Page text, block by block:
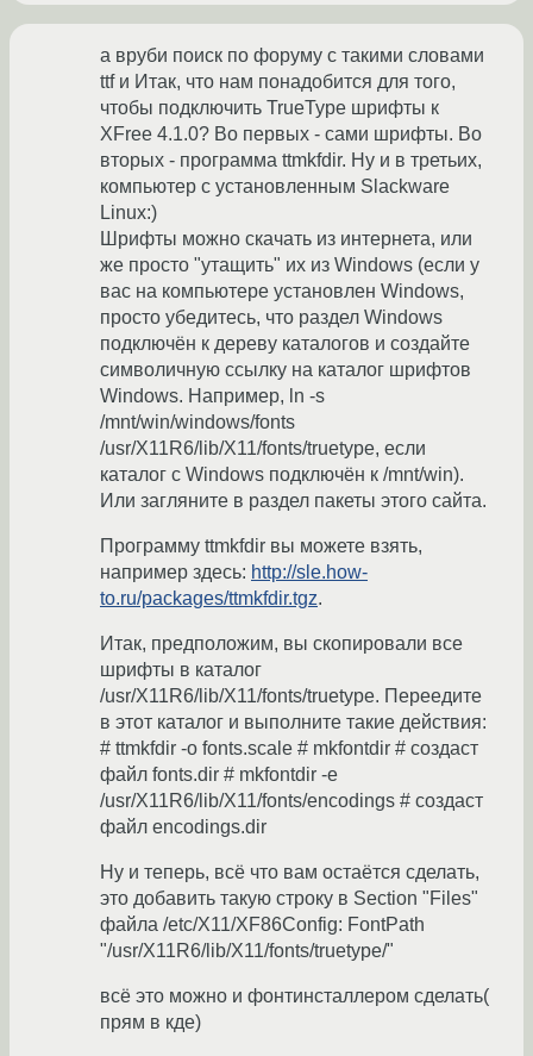
а вруби поиск по форуму с такими словами
ttf и Итак, что нам понадобится для того,
чтобы подключить TrueType шрифты к
XFree 4.1.0? Во первых - сами шрифты. Во
вторых - программа ttmkfdir. Ну и в третьих,
компьютер с установленным Slackware
Linux:)
Шрифты можно скачать из интернета, или
же просто "утащить" их из Windows (если у
вас на компьютере установлен Windows,
просто убедитесь, что раздел Windows
подключён к дереву каталогов и создайте
символичную ссылку на каталог шрифтов
Windows. Например, ln -s
/mnt/win/windows/fonts
/usr/X11R6/lib/X11/fonts/truetype, если
каталог с Windows подключён к /mnt/win).
Или загляните в раздел пакеты этого сайта.
Программу ttmkfdir вы можете взять,
например здесь: http://sle.how-
to.ru/packages/ttmkfdir.tgz.
Итак, предположим, вы скопировали все
шрифты в каталог
/usr/X11R6/lib/X11/fonts/truetype. Переедите
в этот каталог и выполните такие действия:
# ttmkfdir -o fonts.scale # mkfontdir # создаст
файл fonts.dir # mkfontdir -e
/usr/X11R6/lib/X11/fonts/encodings # создаст
файл encodings.dir
Ну и теперь, всё что вам остаётся сделать,
это добавить такую строку в Section "Files"
файла /etc/X11/XF86Config: FontPath
"/usr/X11R6/lib/X11/fonts/truetype/"
всё это можно и фонтинсталлером сделать(
прям в кде)